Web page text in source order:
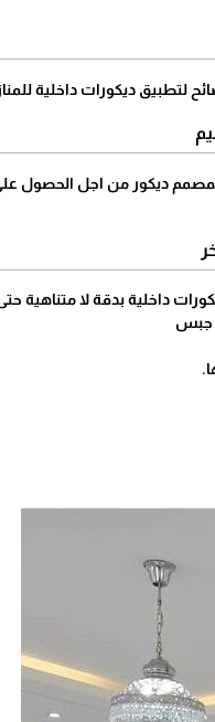
ديكورات داخلية
بمصمم ديكور من اجل الحصول
داخلية بدقة لا متناهية
جبس